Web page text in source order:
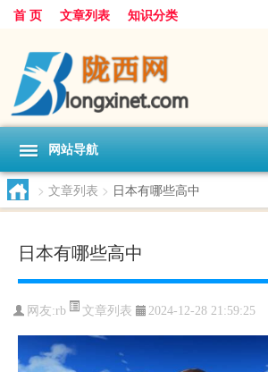
首 页 文章列表 知识分类
网站导航
> 文章列表 > 日本有哪些高中
日本有哪些高中
网友:rb 文章列表 2024-12-28 21:59:25